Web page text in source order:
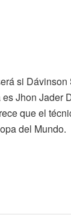
si
Jhon Jader
que el
del Mundo.